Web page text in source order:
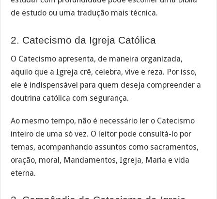
de estudo ou uma tradução mais técnica.
2. Catecismo da Igreja Católica
O Catecismo apresenta, de maneira organizada,
aquilo que a Igreja crê, celebra, vive e reza. Por isso,
ele é indispensável para quem deseja compreender a
doutrina católica com segurança.
Ao mesmo tempo, não é necessário ler o Catecismo
inteiro de uma só vez. O leitor pode consultá-lo por
temas, acompanhando assuntos como sacramentos,
oração, moral, Mandamentos, Igreja, Maria e vida
eterna.